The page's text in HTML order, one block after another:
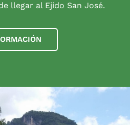
llegar al Ejido San José.